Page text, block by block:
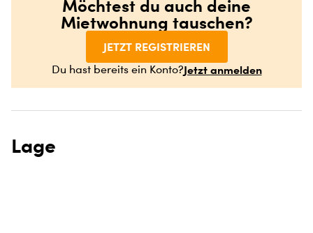
Möchtest du auch deine
Mietwohnung tauschen?
JETZT REGISTRIEREN
Du hast bereits ein Konto?Jetzt anmelden
Lage